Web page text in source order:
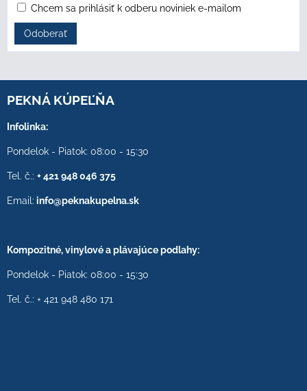
Chcem sa prihlásiť k odberu noviniek e-mailom
Odoberať
PEKNÁ KÚPEĽŇA
Infolinka:
Pondelok - Piatok: 08:00 - 15:30
Tel. č.: + 421 948 046 375
Email: info@peknakupelna.sk
Kompozitné, vinylové a plávajúce podlahy:
Pondelok - Piatok: 08:00 - 15:30
Tel. č.: + 421 948 480 171